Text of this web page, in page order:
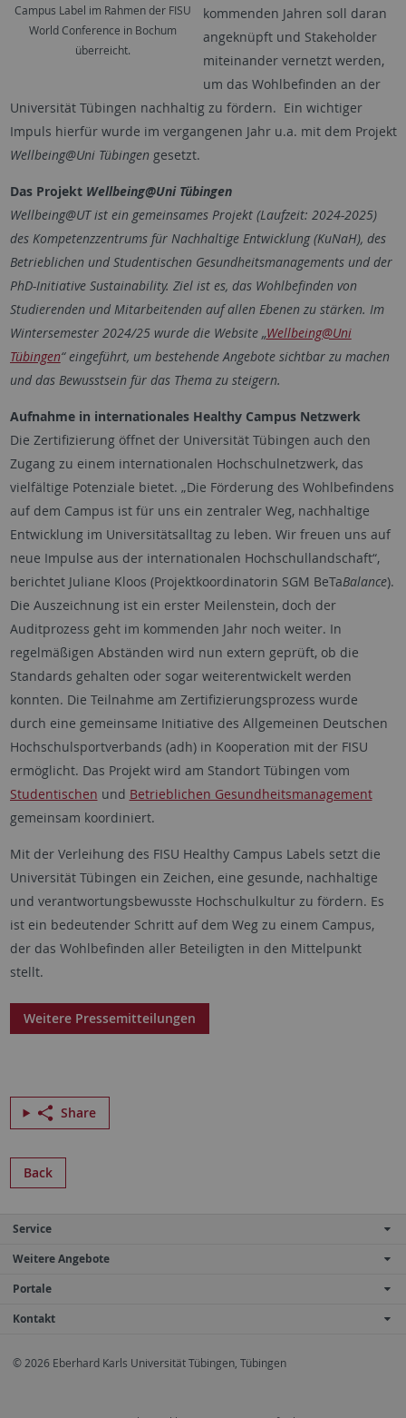
Campus Label im Rahmen der FISU
World Conference in Bochum
überreicht.
kommenden Jahren soll daran
angeknüpft und Stakeholder
miteinander vernetzt werden,
um das Wohlbefinden an der
Universität Tübingen nachhaltig zu fördern. Ein wichtiger
Impuls hierfür wurde im vergangenen Jahr u.a. mit dem Projekt
Wellbeing@Uni Tübingen gesetzt.
Das Projekt Wellbeing@Uni Tübingen
Wellbeing@UT ist ein gemeinsames Projekt (Laufzeit: 2024-2025)
des Kompetenzzentrums für Nachhaltige Entwicklung (KuNaH), des
Betrieblichen und Studentischen Gesundheitsmanagements und der
PhD-Initiative Sustainability. Ziel ist es, das Wohlbefinden von
Studierenden und Mitarbeitenden auf allen Ebenen zu stärken. Im
Wintersemester 2024/25 wurde die Website „Wellbeing@Uni
Tübingen“ eingeführt, um bestehende Angebote sichtbar zu machen
und das Bewusstsein für das Thema zu steigern.
Aufnahme in internationales Healthy Campus Netzwerk
Die Zertifizierung öffnet der Universität Tübingen auch den
Zugang zu einem internationalen Hochschulnetzwerk, das
vielfältige Potenziale bietet. „Die Förderung des Wohlbefindens
auf dem Campus ist für uns ein zentraler Weg, nachhaltige
Entwicklung im Universitätsalltag zu leben. Wir freuen uns auf
neue Impulse aus der internationalen Hochschullandschaft“,
berichtet Juliane Kloos (Projektkoordinatorin SGM BeTaBalance).
Die Auszeichnung ist ein erster Meilenstein, doch der
Auditprozess geht im kommenden Jahr noch weiter. In
regelmäßigen Abständen wird nun extern geprüft, ob die
Standards gehalten oder sogar weiterentwickelt werden
konnten. Die Teilnahme am Zertifizierungsprozess wurde
durch eine gemeinsame Initiative des Allgemeinen Deutschen
Hochschulsportverbands (adh) in Kooperation mit der FISU
ermöglicht. Das Projekt wird am Standort Tübingen vom
Studentischen und Betrieblichen Gesundheitsmanagement
gemeinsam koordiniert.
Mit der Verleihung des FISU Healthy Campus Labels setzt die
Universität Tübingen ein Zeichen, eine gesunde, nachhaltige
und verantwortungsbewusste Hochschulkultur zu fördern. Es
ist ein bedeutender Schritt auf dem Weg zu einem Campus,
der das Wohlbefinden aller Beteiligten in den Mittelpunkt
stellt.
Weitere Pressemitteilungen
Share
Back
Service
Weitere Angebote
Portale
Kontakt
© 2026 Eberhard Karls Universität Tübingen, Tübingen